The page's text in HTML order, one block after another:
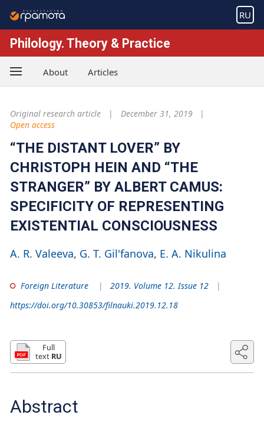
RU
Philology. Theory & Practice
About Articles
Original research article
December 31, 2019
Open access
“THE DISTANT LOVER” BY
CHRISTOPH HEIN AND “THE
STRANGER” BY ALBERT CAMUS:
SPECIFICITY OF REPRESENTING
EXISTENTIAL CONSCIOUSNESS
A. R. Valeeva G. T. Gil'fanova E. A. Nikulina
Foreign Literature
2019. Volume 12. Issue 12
https://doi.org/10.30853/filnauki.2019.12.18
Full
text RU
Abstract